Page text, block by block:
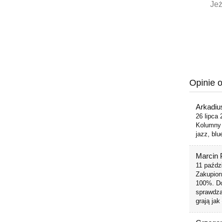
Opinie
26 lipca
jazz,
Marcin
11
100%.
grają jak